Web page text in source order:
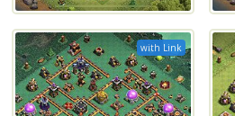
with Link